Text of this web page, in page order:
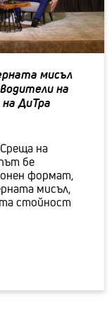
мисъл
на
ДиТра
на
бе
формат,
мисъл,
стойност